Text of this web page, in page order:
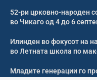
52-ри црковно-народен
во Чикаго од 4 до 6
Илинден во фокусот на
во Летната школа по
Младите генерации го